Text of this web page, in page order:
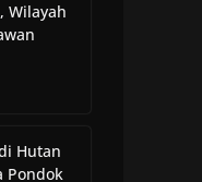
Wilayah
Hutan
Pondok